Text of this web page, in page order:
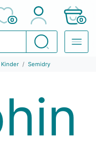
Suchen
0 0
Kinder Semidry